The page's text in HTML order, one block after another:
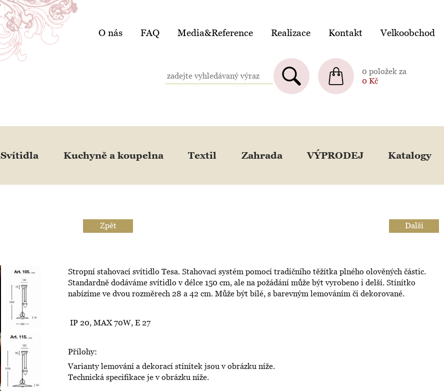
O nás FAQ Media&Reference Realizace Kontakt Velkoobchod
0 položek za
0 Kč
Svítidla Kuchyně a koupelna Textil Zahrada VÝPRODEJ Katalogy
Zpět Další
Stropní stahovací svítidlo Tesa. Stahovací systém pomocí tradičního těžítka plného olověných částic.
Standardně dodáváme svítidlo v délce 150 cm, ale na požádání může být vyrobeno i delší. Stínítko
nabízíme ve dvou rozměrech 28 a 42 cm. Může být bílé, s barevným lemováním či dekorované.
IP 20, MAX 70W, E 27
Přílohy:
Varianty lemování a dekorací stínítek jsou v obrázku níže.
Technická specifikace je v obrázku níže.